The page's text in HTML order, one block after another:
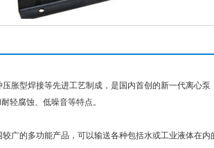
压胀型焊接等先进工艺制成，是国内首创的新一代离心
轻腐蚀、低噪音等特点。
广的多功能产品，可以输送各种包括水或工业液体在内